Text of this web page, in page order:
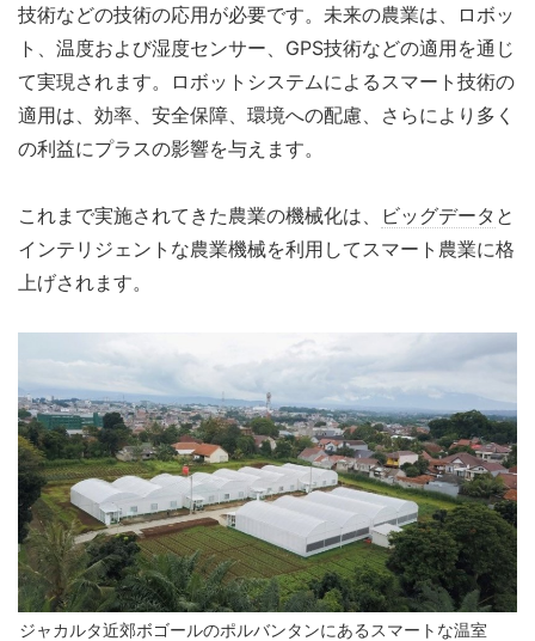
技術などの技術の応用が必要です。未来の農業は、ロボッ
ト、温度および湿度センサー、GPS技術などの適用を通じ
て実現されます。ロボットシステムによるスマート技術の
適用は、効率、安全保障、環境への配慮、さらにより多く
の利益にプラスの影響を与えます。
これまで実施されてきた農業の機械化は、 ビッグデータ と
インテリジェントな農業機械を利用してスマート農業に格
上げされます。
ジャカルタ近郊ボゴールのポルバンタンにあるスマートな温室